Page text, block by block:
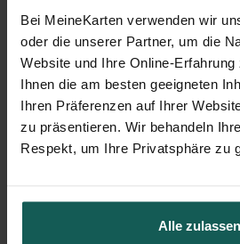
Bei MeineKarten verwenden wir
oder die unserer Partner, um die
Website und Ihre Online-
Ihnen die am besten geeigneten
Ihren Präferenzen auf Ihrer
zu präsentieren. Wir behandeln
Respekt, um Ihre Privatsphäre zu
Alle zulassen